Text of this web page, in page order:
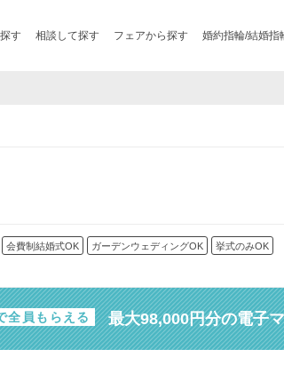
す 相談して探す フェアから探す 婚約指輪/結婚指
会費制結婚式OK ガーデンウェディングOK 挙式のみOK
全員もらえる 最大98,000円分の電子